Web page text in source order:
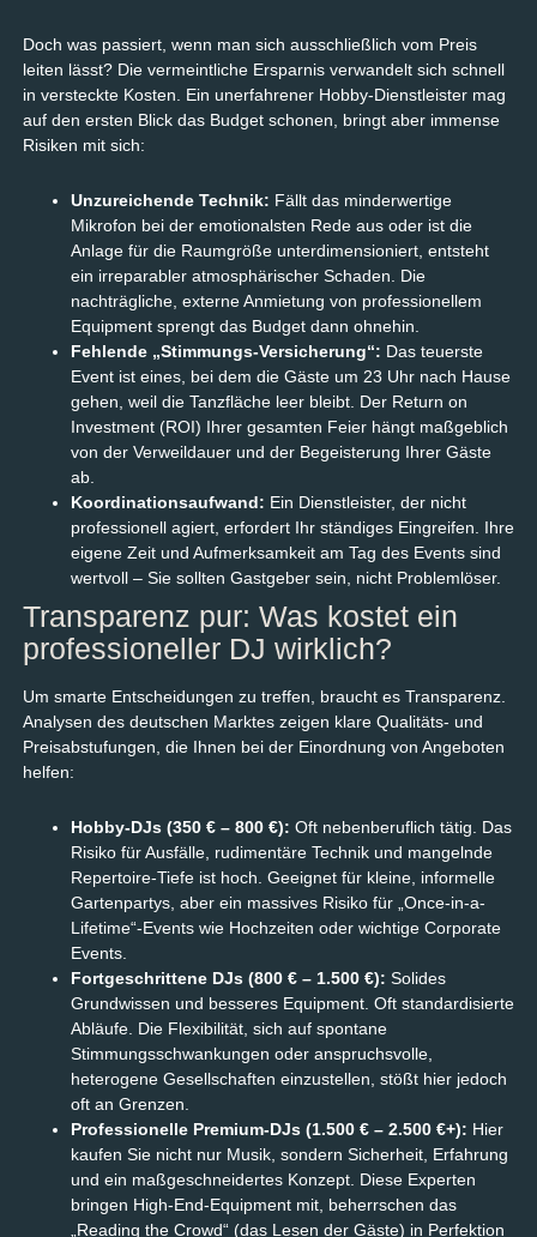
Doch was passiert, wenn man sich ausschließlich vom Preis
leiten lässt? Die vermeintliche Ersparnis verwandelt sich schnell
in versteckte Kosten. Ein unerfahrener Hobby-Dienstleister mag
auf den ersten Blick das Budget schonen, bringt aber immense
Risiken mit sich:
Unzureichende Technik: Fällt das minderwertige
Mikrofon bei der emotionalsten Rede aus oder ist die
Anlage für die Raumgröße unterdimensioniert, entsteht
ein irreparabler atmosphärischer Schaden. Die
nachträgliche, externe Anmietung von professionellem
Equipment sprengt das Budget dann ohnehin.
Fehlende „Stimmungs-Versicherung“: Das teuerste
Event ist eines, bei dem die Gäste um 23 Uhr nach Hause
gehen, weil die Tanzfläche leer bleibt. Der Return on
Investment (ROI) Ihrer gesamten Feier hängt maßgeblich
von der Verweildauer und der Begeisterung Ihrer Gäste
ab.
Koordinationsaufwand: Ein Dienstleister, der nicht
professionell agiert, erfordert Ihr ständiges Eingreifen. Ihre
eigene Zeit und Aufmerksamkeit am Tag des Events sind
wertvoll – Sie sollten Gastgeber sein, nicht Problemlöser.
Transparenz pur: Was kostet ein
professioneller DJ wirklich?
Um smarte Entscheidungen zu treffen, braucht es Transparenz.
Analysen des deutschen Marktes zeigen klare Qualitäts- und
Preisabstufungen, die Ihnen bei der Einordnung von Angeboten
helfen:
Hobby-DJs (350 € – 800 €): Oft nebenberuflich tätig. Das
Risiko für Ausfälle, rudimentäre Technik und mangelnde
Repertoire-Tiefe ist hoch. Geeignet für kleine, informelle
Gartenpartys, aber ein massives Risiko für „Once-in-a-
Lifetime“-Events wie Hochzeiten oder wichtige Corporate
Events.
Fortgeschrittene DJs (800 € – 1.500 €): Solides
Grundwissen und besseres Equipment. Oft standardisierte
Abläufe. Die Flexibilität, sich auf spontane
Stimmungsschwankungen oder anspruchsvolle,
heterogene Gesellschaften einzustellen, stößt hier jedoch
oft an Grenzen.
Professionelle Premium-DJs (1.500 € – 2.500 €+): Hier
kaufen Sie nicht nur Musik, sondern Sicherheit, Erfahrung
und ein maßgeschneidertes Konzept. Diese Experten
bringen High-End-Equipment mit, beherrschen das
„Reading the Crowd“ (das Lesen der Gäste) in Perfektion